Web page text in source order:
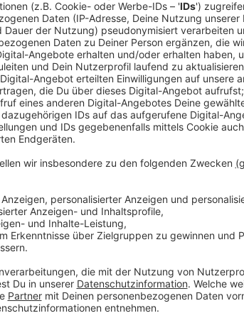
Egal ob Umfragen sammeln, O-Töne holen oder
kommen die Praktikanten schnell in den
Redakteure und die Nachrichtenredaktion bei
Hörern gehört zu euren Aufgaben als RBRS-
Nach dem Praktikum weißt Du, was Du
Vielleicht auch im Anschluss an das Praktikum
Damit Du Dich in der Redaktion richtig einleben
Aufgaben des Radiojournalisten bekommst,
Außerdem solltest Du mindestens 18 Jahre alt
Praktikum wird nicht vergütet.
Wenn wir Dich neugierig gemacht haben, dann
mit Foto entweder per E-Mail oder per Post an:
Radio Bonn/Rhein-Sieg